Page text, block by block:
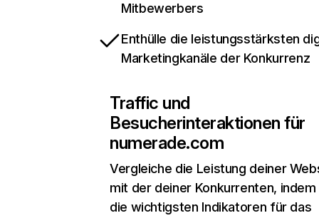
Mitbewerbers
Enthülle die leistungsstärksten
Marketingkanäle der Konkurrenz
Traffic und
Besucherinteraktionen für
numerade.com
Vergleiche die Leistung deiner
mit der deiner Konkurrenten, indem
die wichtigsten Indikatoren für das